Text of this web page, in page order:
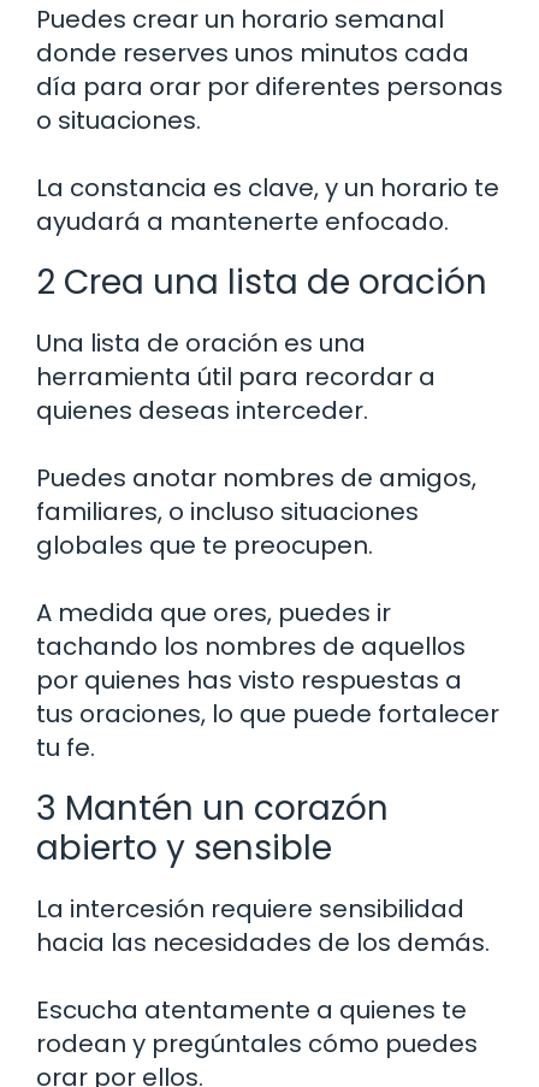
Puedes crear un horario semanal
donde reserves unos minutos cada
día para orar por diferentes personas
o situaciones.
La constancia es clave, y un horario te
ayudará a mantenerte enfocado.
2 Crea una lista de oración
Una lista de oración es una
herramienta útil para recordar a
quienes deseas interceder.
Puedes anotar nombres de amigos,
familiares, o incluso situaciones
globales que te preocupen.
A medida que ores, puedes ir
tachando los nombres de aquellos
por quienes has visto respuestas a
tus oraciones, lo que puede fortalecer
tu fe.
3 Mantén un corazón
abierto y sensible
La intercesión requiere sensibilidad
hacia las necesidades de los demás.
Escucha atentamente a quienes te
rodean y pregúntales cómo puedes
orar por ellos.